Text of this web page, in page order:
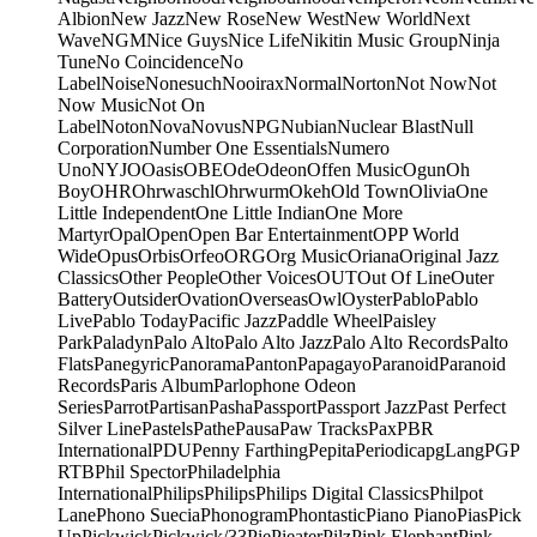
AlbionNew JazzNew RoseNew WestNew WorldNext
WaveNGMNice GuysNice LifeNikitin Music GroupNinja
TuneNo CoincidenceNo
LabelNoiseNonesuchNooiraxNormalNortonNot NowNot
Now MusicNot On
LabelNotonNovaNovusNPGNubianNuclear BlastNull
CorporationNumber One EssentialsNumero
UnoNYJOOasisOBEOdeOdeonOffen MusicOgunOh
BoyOHROhrwaschlOhrwurmOkehOld TownOliviaOne
Little IndependentOne Little IndianOne More
MartyrOpalOpenOpen Bar EntertainmentOPP World
WideOpusOrbisOrfeoORGOrg MusicOrianaOriginal Jazz
ClassicsOther PeopleOther VoicesOUTOut Of LineOuter
BatteryOutsiderOvationOverseasOwlOysterPabloPablo
LivePablo TodayPacific JazzPaddle WheelPaisley
ParkPaladynPalo AltoPalo Alto JazzPalo Alto RecordsPalto
FlatsPanegyricPanoramaPantonPapagayoParanoidParanoid
RecordsParis AlbumParlophone Odeon
SeriesParrotPartisanPashaPassportPassport JazzPast Perfect
Silver LinePastelsPathePausaPaw TracksPaxPBR
InternationalPDUPenny FarthingPepitaPeriodicapgLangPGP
RTBPhil SpectorPhiladelphia
InternationalPhilipsPhilipsPhilips Digital ClassicsPhilpot
LanePhono SueciaPhonogramPhontasticPiano PianoPiasPick